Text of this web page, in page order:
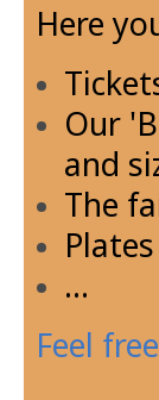
Here
Our
and
The
...
Feel